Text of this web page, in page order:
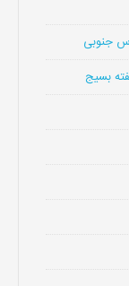
جنوبی
بسیج